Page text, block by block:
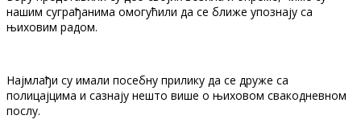
нашим суграђанима омогућили да се ближе упознају са
њиховим радом.
Најмлађи су имали посебну прилику да се друже са
полицајцима и сазнају нешто више о њиховом свакодневном
послу.